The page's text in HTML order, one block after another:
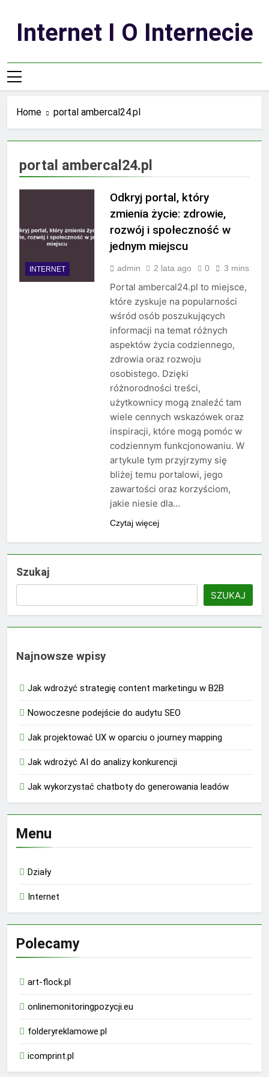
contentInternet I O Internecie
Home portal ambercal24.pl
portal ambercal24.pl
INTERNET
Odkryj portal, który
zmienia życie: zdrowie,
rozwój i społeczność w
jednym miejscu
admin 2 lata ago 0 3 mins
Portal ambercal24.pl to miejsce,
które zyskuje na popularności
wśród osób poszukujących
informacji na temat różnych
aspektów życia codziennego,
zdrowia oraz rozwoju
osobistego. Dzięki
różnorodności treści,
użytkownicy mogą znaleźć tam
wiele cennych wskazówek oraz
inspiracji, które mogą pomóc w
codziennym funkcjonowaniu. W
artykule tym przyjrzymy się
bliżej temu portalowi, jego
zawartości oraz korzyściom,
jakie niesie dla…
Czytaj więcej
Szukaj
SZUKAJ
Najnowsze wpisy
Jak wdrożyć strategię content marketingu w B2B
Nowoczesne podejście do audytu SEO
Jak projektować UX w oparciu o journey mapping
Jak wdrożyć AI do analizy konkurencji
Jak wykorzystać chatboty do generowania leadów
Menu
Działy
Internet
Polecamy
art-flock.pl
onlinemonitoringpozycji.eu
folderyreklamowe.pl
icomprint.pl